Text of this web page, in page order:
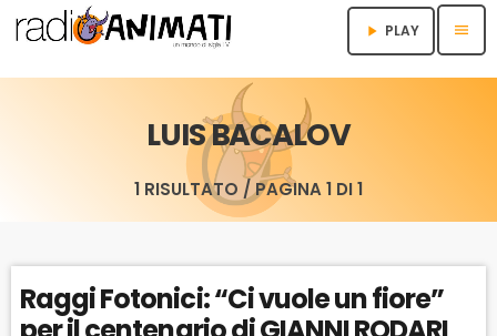
play_arrow PLAY menu
LUIS BACALOV
1 RISULTATO / PAGINA 1 DI 1
Raggi Fotonici: “Ci vuole un fiore”